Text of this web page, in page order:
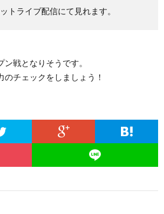
トライブ配信にて見れます。
戦となりそうです。
チェックをしましょう！